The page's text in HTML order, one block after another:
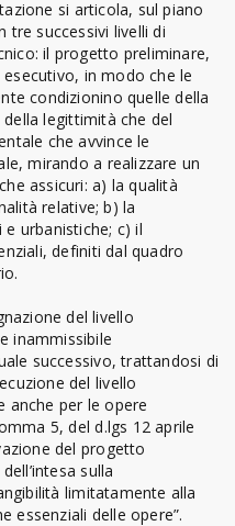
si articola, sul piano
tre successivi livelli di
il progetto preliminare,
in modo che le
condizionino quelle della
legittimità che del
che avvince le
mirando a realizzare un
assicuri: a) la qualità
relative; b) la
urbanistiche; c) il
definiti dal quadro
del livello
inammissibile
successivo, trattandosi di
del livello
anche per le opere
5, del d.lgs 12 aprile
del progetto
sulla
limitatamente alla
essenziali delle opere”.